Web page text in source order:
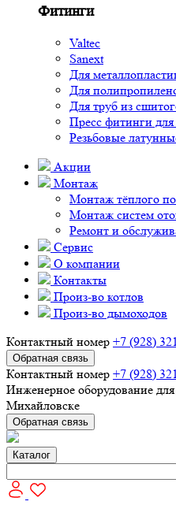
Фитинги
Valtec
Sanext
Для
Для
Для труб из
Пресс фитинги
Резьбовые
Акции
Монтаж
Монтаж тёплого
Монтаж систем
Ремонт и
Сервис
О компании
Контакты
Произ-во котлов
Произ-во дымоходов
Контактный номер +7 (928)
Обратная связь
Контактный номер +7 (928)
Инженерное оборудование
Михайловске
Обратная связь
Каталог